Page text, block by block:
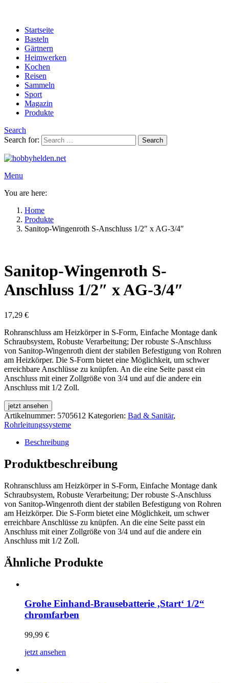
Startseite
Basteln
Gärtnern
Heimwerken
Kochen
Reisen
Sammeln
Sport
Magazin
Produkte
Search
Search for:
Search
Menu
You are here:
Home
Produkte
Sanitop-Wingenroth S-Anschluss 1/2″ x AG-3/4″
Sanitop-Wingenroth S-
Anschluss 1/2″ x AG-3/4″
17,29 €
Rohranschluss am Heizkörper in S-Form, Einfache Montage dank
Schraubsystem, Robuste Verarbeitung; Der robuste S-Anschluss
von Sanitop-Wingenroth dient der stabilen Befestigung von Rohren
am Heizkörper. Die S-Form bietet eine Möglichkeit, um schwer
erreichbare Anschlüsse zu knüpfen. An die eine Seite passt ein
Anschluss mit einer Zollgröße von 3/4 und auf die andere ein
Anschluss mit 1/2 Zoll.
jetzt ansehen
Artikelnummer: 5705612 Kategorien: Bad & Sanitär,
Rohrleitungssysteme
Beschreibung
Produktbeschreibung
Rohranschluss am Heizkörper in S-Form, Einfache Montage dank
Schraubsystem, Robuste Verarbeitung; Der robuste S-Anschluss
von Sanitop-Wingenroth dient der stabilen Befestigung von Rohren
am Heizkörper. Die S-Form bietet eine Möglichkeit, um schwer
erreichbare Anschlüsse zu knüpfen. An die eine Seite passt ein
Anschluss mit einer Zollgröße von 3/4 und auf die andere ein
Anschluss mit 1/2 Zoll.
Ähnliche Produkte
Grohe Einhand-Brausebatterie ‚Start‘ 1/2“
chromfarben
99,99 €
jetzt ansehen